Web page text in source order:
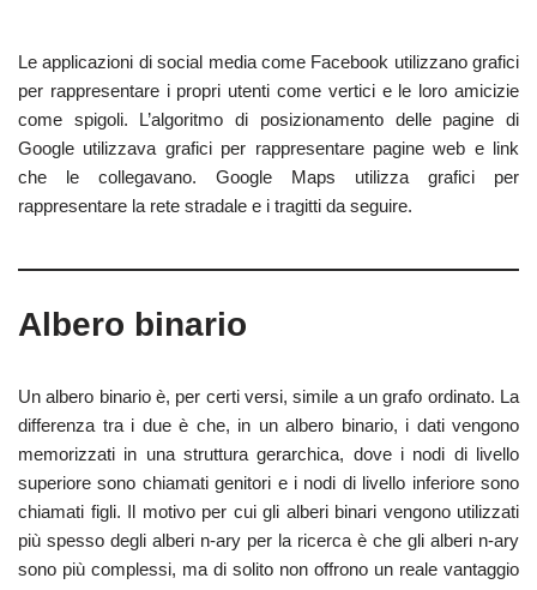
Le applicazioni di social media come Facebook utilizzano grafici
per rappresentare i propri utenti come vertici e le loro amicizie
come spigoli. L’algoritmo di posizionamento delle pagine di
Google utilizzava grafici per rappresentare pagine web e link
che le collegavano. Google Maps utilizza grafici per
rappresentare la rete stradale e i tragitti da seguire.
Albero binario
Un albero binario è, per certi versi, simile a un grafo ordinato. La
differenza tra i due è che, in un albero binario, i dati vengono
memorizzati in una struttura gerarchica, dove i nodi di livello
superiore sono chiamati genitori e i nodi di livello inferiore sono
chiamati figli. Il motivo per cui gli alberi binari vengono utilizzati
più spesso degli alberi n-ary per la ricerca è che gli alberi n-ary
sono più complessi, ma di solito non offrono un reale vantaggio